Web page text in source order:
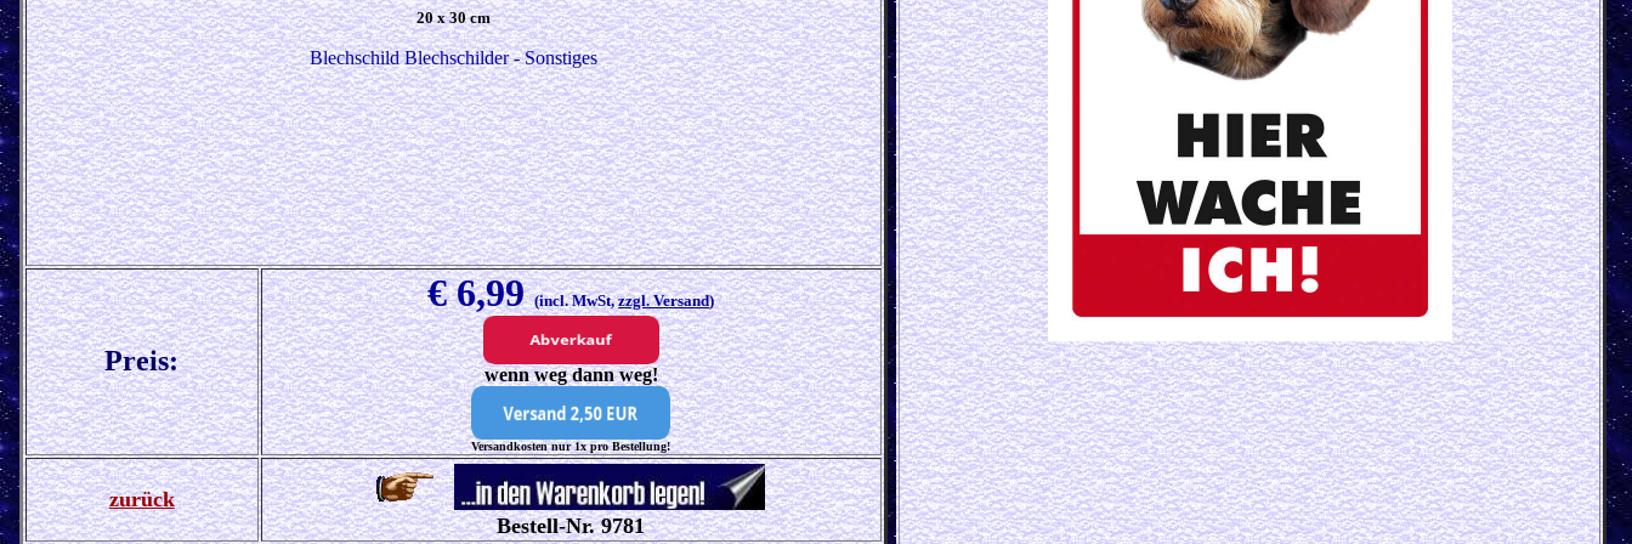
20 x 30 cm
Blechschild Blechschilder - Sonstiges
Preis:
€ 6,99(incl. MwSt,zzgl. Versand)
wenn weg dann weg!
Versandkosten nur 1x pro Bestellung!
zurück
Bestell-Nr. 9781